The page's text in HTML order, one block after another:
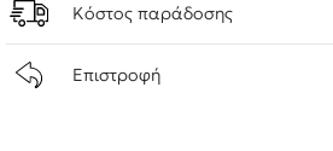
Κόστος παράδοσης
Επιστροφή